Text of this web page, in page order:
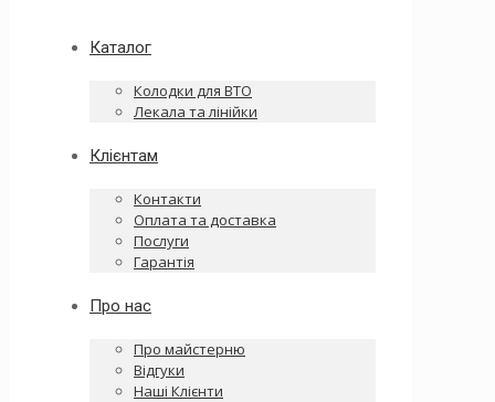
Каталог
Колодки для ВТО
Лекала та лінійки
Клієнтам
Контакти
Оплата та доставка
Послуги
Гарантія
Про нас
Про майстерню
Відгуки
Наші Клієнти